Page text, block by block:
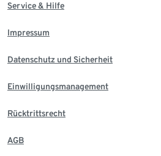
Service & Hilfe
Impressum
Datenschutz und Sicherheit
Einwilligungsmanagement
Rücktrittsrecht
AGB